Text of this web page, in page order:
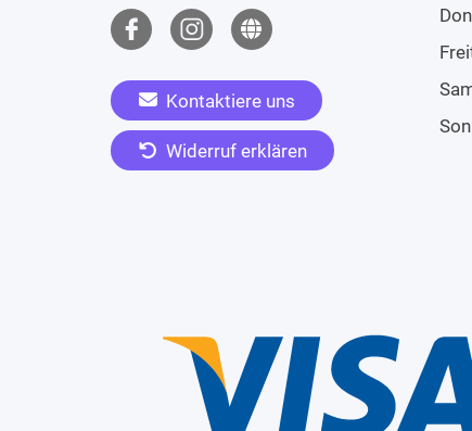
Kontaktiere uns
Widerruf erklären